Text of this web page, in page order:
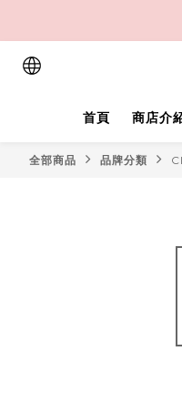
首頁 商店介
全部商品 品牌分類